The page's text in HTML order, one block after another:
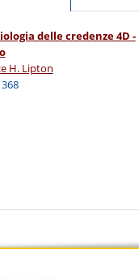
delle credenze 4D -
H. Lipton